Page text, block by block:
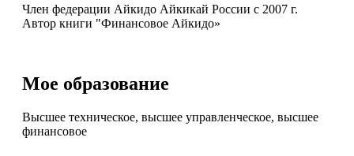
Член федерации Айкидо Айкикай России с 2007 г.
Автор книги "Финансовое Айкидо»
Мое образование
Высшее техническое, высшее управленческое, высшее
финансовое